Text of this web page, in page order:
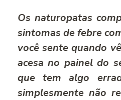
Os naturopatas
sintomas de febre
você sente quando
acesa no painel do
que tem algo
simplesmente não